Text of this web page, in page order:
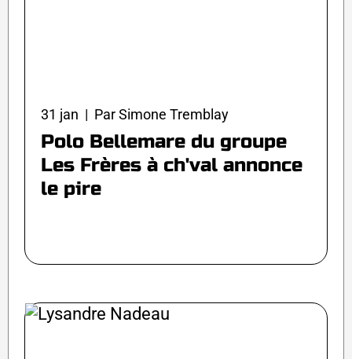
31 jan | Par Simone Tremblay
Polo Bellemare du groupe
Les Frères à ch'val annonce
le pire